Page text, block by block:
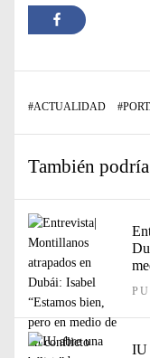
#ACTUALIDAD #
También
IU